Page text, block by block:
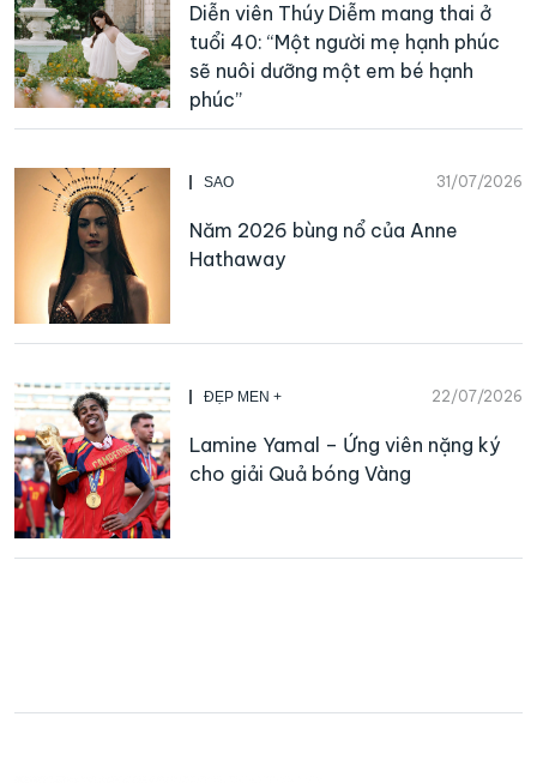
Diễn viên Thúy Diễm mang thai ở
tuổi 40: “Một người mẹ hạnh phúc
sẽ nuôi dưỡng một em bé hạnh
phúc”
SAO 31/07/2026
Năm 2026 bùng nổ của Anne
Hathaway
ĐẸP MEN + 22/07/2026
Lamine Yamal – Ứng viên nặng ký
cho giải Quả bóng Vàng